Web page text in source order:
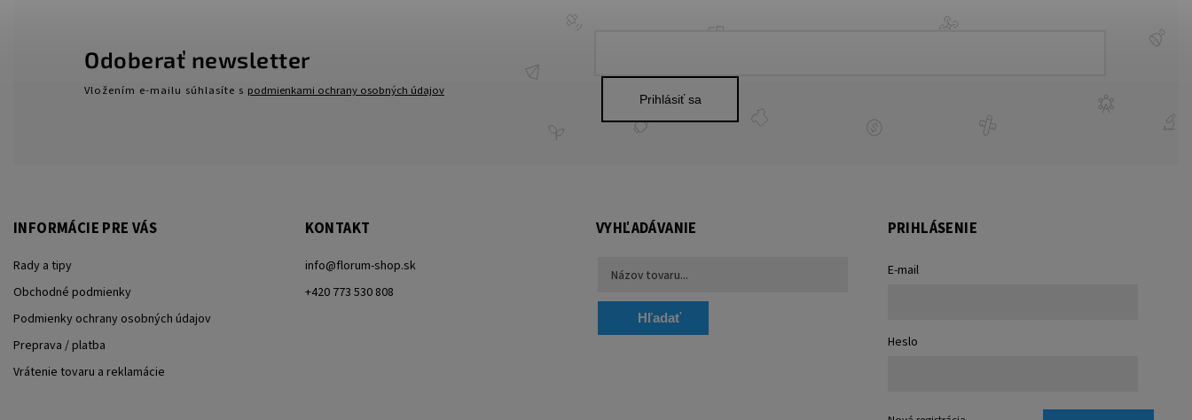
Odoberať newsletter
Vložením e-mailu súhlasíte s podmienkami ochrany osobných údajov
Prihlásiť sa
INFORMÁCIE PRE VÁS
Rady a tipy
Obchodné podmienky
Podmienky ochrany osobných údajov
Preprava / platba
Vrátenie tovaru a reklamácie
KONTAKT
info@florum-shop.sk
+420 773 530 808
VYHĽADÁVANIE
Hľadať
PRIHLÁSENIE
E-mail
Heslo